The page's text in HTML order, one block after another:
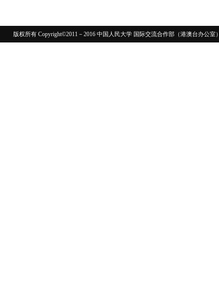
版权所有 Copyright©2011－2016 中国人民大学 国际交流合作部（港澳台办